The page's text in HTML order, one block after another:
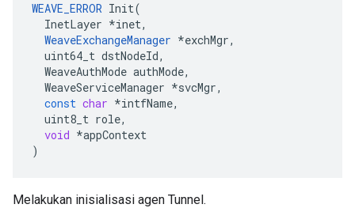
WEAVE_ERROR Init(
InetLayer *inet,
WeaveExchangeManager *exchMgr,
uint64_t dstNodeId,
WeaveAuthMode authMode,
WeaveServiceManager *svcMgr,
const char *intfName,
uint8_t role,
void *appContext
)
Melakukan inisialisasi agen Tunnel.